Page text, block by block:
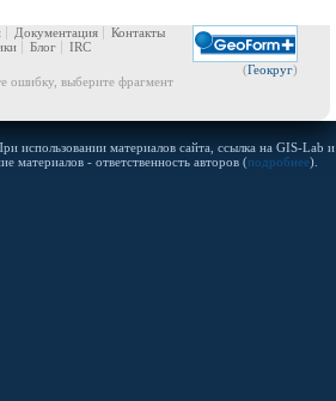
(Геокруг)
Документация
Контакты
Блог
IRC
ошибку, выберите фрагмент
использовании материалов сайта, ссылка на GIS-Lab и
материалов - ответственность авторов (подробнее).